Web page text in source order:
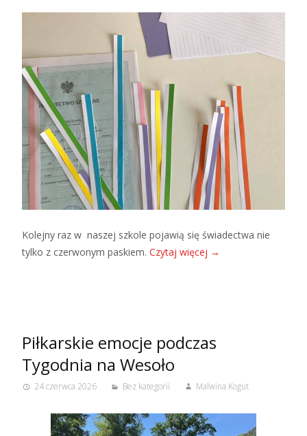
Kolejny raz w naszej szkole pojawią się świadectwa nie
tylko z czerwonym paskiem. Czytaj więcej →
Piłkarskie emocje podczas
Tygodnia na Wesoło
24 czerwca 2026 Bez kategorii Malwina Kogut